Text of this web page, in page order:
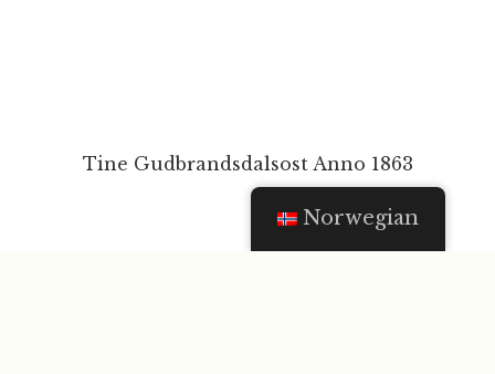
Tine Gudbrandsdalsost Anno 1863
Norwegian